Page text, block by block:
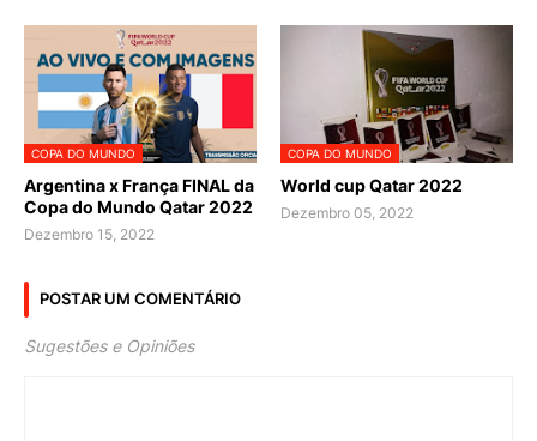
COPA DO MUNDO
Argentina x França FINAL da
Copa do Mundo Qatar 2022
Dezembro 15, 2022
COPA DO MUNDO
World cup Qatar 2022
Dezembro 05, 2022
POSTAR UM COMENTÁRIO
Sugestões e Opiniões